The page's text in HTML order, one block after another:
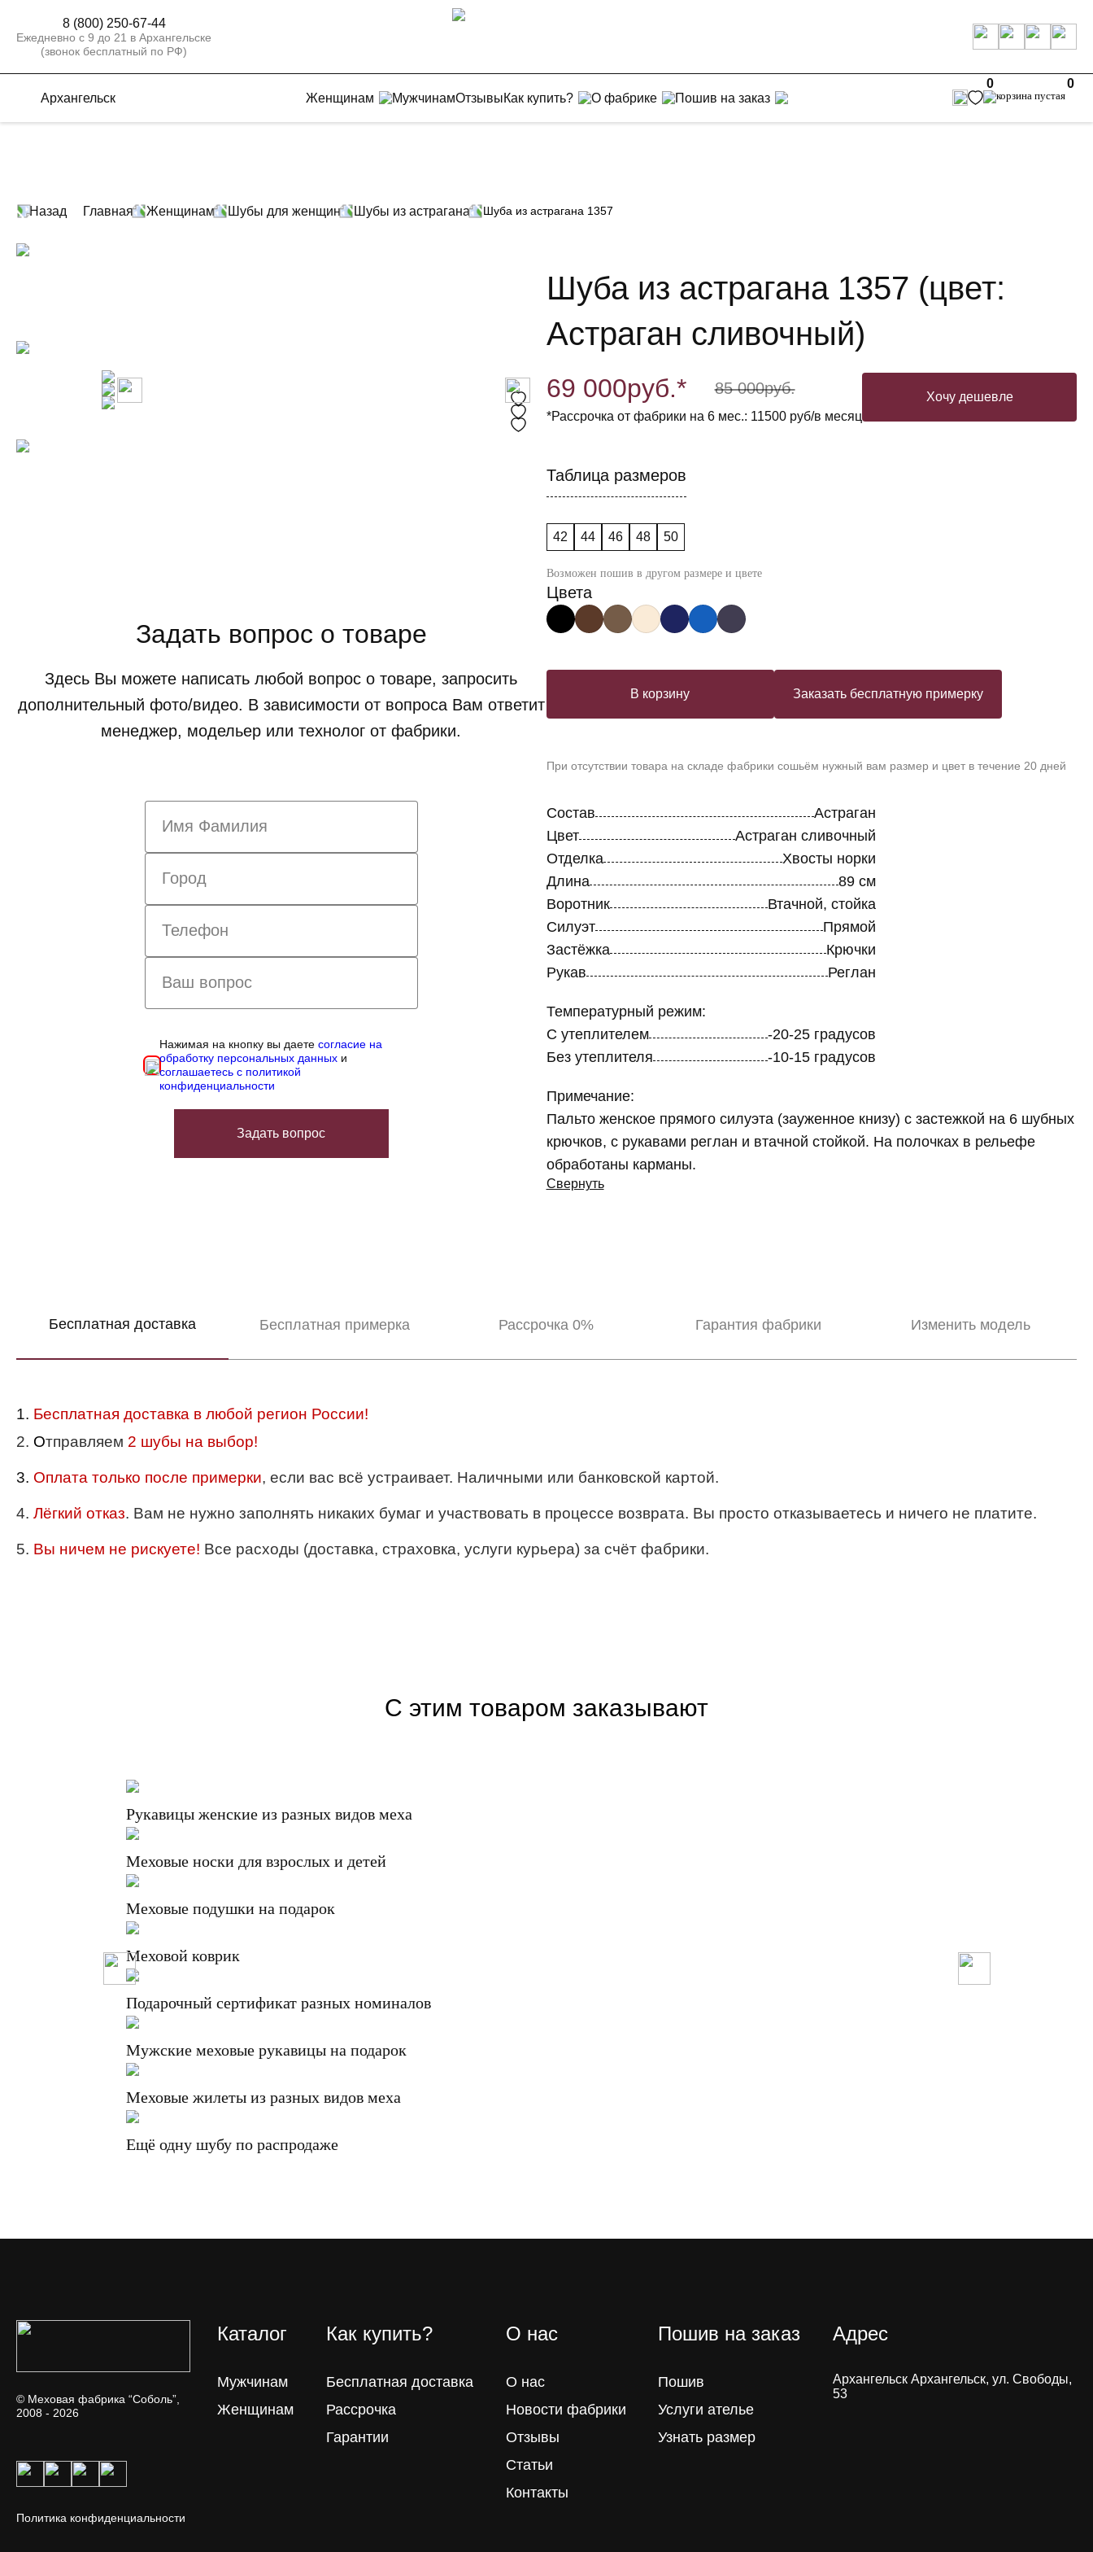
8 (800) 250-67-44
Ежедневно с 9 до 21 в Архангельске
(звонок бесплатный по РФ)
Архангельск Женщинам МужчинамОтзывыКак купить? О фабрике Пошив на заказ
0 0
Назад Главная Женщинам Шубы для женщин Шубы из астрагана Шуба из астрагана 1357
Задать вопрос о товаре
Здесь Вы можете написать любой вопрос о товаре, запросить
дополнительный фото/видео. В зависимости от вопроса Вам ответит
менеджер, модельер или технолог от фабрики.
Нажимая на кнопку вы даетесогласие на
обработку персональных данных и
соглашаетесь с политикой
конфиденциальности
Задать вопрос
Шуба из астрагана 1357 (цвет:
Астраган сливочный)
69 000руб.* 85 000руб.
*Рассрочка от фабрики на 6 мес.: 11500 руб/в месяц
Хочу дешевле
Таблица размеров
42 44 46 48 50
Возможен пошив в другом размере и цвете
Цвета
В корзину Заказать бесплатную примерку
При отсутствии товара на складе фабрики сошьём нужный вам размер и цвет в течение 20 дней
Состав
Астраган
Цвет
Астраган сливочный
Отделка
Хвосты норки
Длина
89 см
Воротник
Втачной, стойка
Силуэт
Прямой
Застёжка
Крючки
Рукав
Реглан
Температурный режим:
С утеплителем
-20-25 градусов
Без утеплителя
-10-15 градусов
Примечание:
Пальто женское прямого силуэта (зауженное книзу) с застежкой на 6 шубных
крючков, с рукавами реглан и втачной стойкой. На полочках в рельефе
обработаны карманы.
Свернуть
Бесплатная доставка Бесплатная примерка Рассрочка 0% Гарантия фабрики Изменить модель
1. Бесплатная доставка в любой регион России!
2. Отправляем 2 шубы на выбор!
3. Оплата только после примерки, если вас всё устраивает. Наличными или банковской картой.
4. Лёгкий отказ. Вам не нужно заполнять никаких бумаг и участвовать в процессе возврата. Вы просто отказываетесь и ничего не платите.
5. Вы ничем не рискуете! Все расходы (доставка, страховка, услуги курьера) за счёт фабрики.
С этим товаром заказывают
Рукавицы женские из разных видов меха
Меховые носки для взрослых и детей
Меховые подушки на подарок
Меховой коврик
Подарочный сертификат разных номиналов
Мужские меховые рукавицы на подарок
Меховые жилеты из разных видов меха
Ещё одну шубу по распродаже
© Меховая фабрика “Соболь”,
2008 - 2026
Политика конфиденциальности
Каталог
Мужчинам
Женщинам
Как купить?
Бесплатная доставка
Рассрочка
Гарантии
О нас
О нас
Новости фабрики
Отзывы
Статьи
Контакты
Пошив на заказ
Пошив
Услуги ателье
Узнать размер
Адрес
Архангельск Архангельск, ул. Свободы,
53